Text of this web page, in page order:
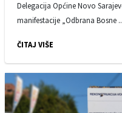
Delegacija Općine Novo
manifestacije „Odbrana Bosne
ČITAJ VIŠE